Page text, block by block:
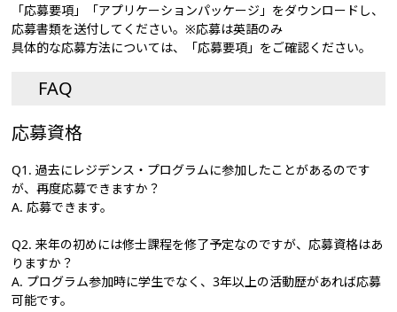
「応募要項」「アプリケーションパッケージ」をダウンロードし、
応募書類を送付してください。※応募は英語のみ
具体的な応募方法については、「応募要項」をご確認ください。
FAQ
応募資格
Q1. 過去にレジデンス・プログラムに参加したことがあるのです
が、再度応募できますか？
A. 応募できます。
Q2. 来年の初めには修士課程を修了予定なのですが、応募資格はあ
りますか？
A. プログラム参加時に学生でなく、3年以上の活動歴があれば応募
可能です。